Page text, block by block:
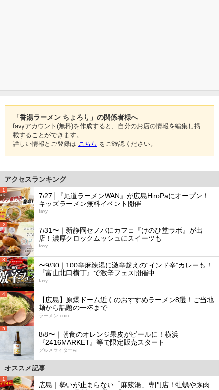
「香湯ラーメン ちょろり」の関係者様へ
favyアカウント(無料)を作成すると、自分のお店の情報を編集し掲
載することができます。
詳しい情報とご登録は こちら をご確認ください。
アクセスランキング
1
7/27│『尾道ラーメンWAN』が広島HiroPaにオープン！
キッズラーメン無料イベント開催
favy
2
7/31〜｜新静岡セノバにカフェ『けのひ堂ラボ』が出
店！濃厚クロックムッシュにスイーツも
favy
3
〜9/30｜100辛麻辣湯に激辛超えの“インド辛”カレーも！
『富山北口横丁』で激辛フェス開催中
favy
4
【広島】原爆ドーム近くのおすすめラーメン8選！ご当地
麺から話題の一杯まで
ラーメン.com
5
8/8〜｜朝食のオレンジ果皮がビールに！横浜
『2416MARKET』等で限定販売スタート
グルメライターAI
オススメ記事
1
広島｜勢いが止まらない「麻辣湯」専門店！牡蠣や豚肉